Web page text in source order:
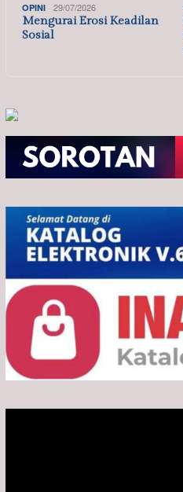
OPINI 29/07/2026
Mengurai Erosi Keadilan
Sosial